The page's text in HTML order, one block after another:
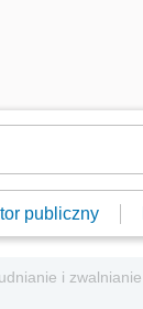
publiczny
i zwalnianie